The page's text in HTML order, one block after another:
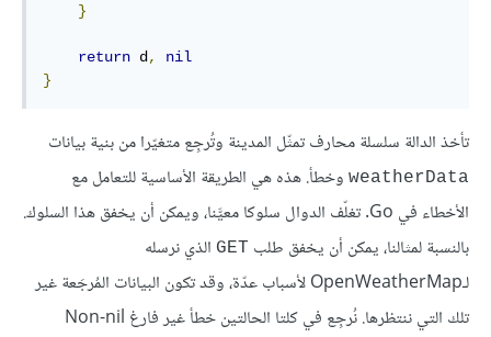
}
return d ,
nil
}
تأخذ الدالة سلسلة محارف تمثّل المدينة وتُرجِع متغيّرا من بنية بيانات
weatherData وخطأ. هذه هي الطريقة الأساسية للتعامل مع
الأخطاء في Go. تغلّف الدوال سلوكا معيَّنا، ويمكن أن يخفق هذا السلوك.
بالنسبة لمثالنا، يمكن أن يخفق طلب GET الذي نرسله
لـOpenWeatherMap لأسباب عدّة، وقد تكون البيانات المُرجَعة غير
تلك التي ننتظرها. نُرجِع في كلتا الحالتين خطأ غير فارغ Non-nil